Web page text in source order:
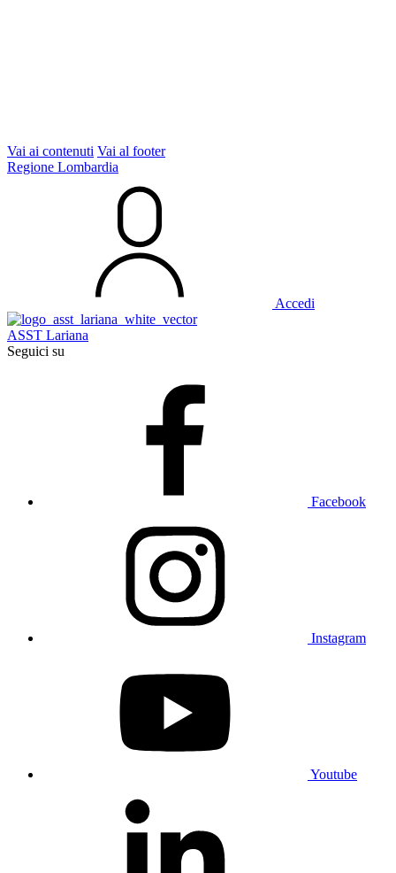
Vai ai contenuti Vai al footer
Regione Lombardia
Accedi
ASST Lariana
Seguici su
Facebook
Instagram
Youtube